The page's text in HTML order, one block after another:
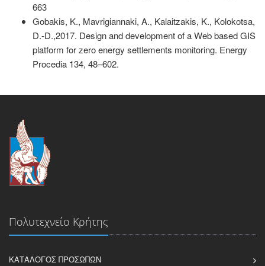
663
Gobakis, K., Mavrigiannaki, A., Kalaitzakis, K., Kolokotsa,
D.-D.,2017. Design and development of a Web based GIS
platform for zero energy settlements monitoring. Energy
Procedia 134, 48–602.
Πολυτεχνείο Κρήτης
ΚΑΤΆΛΟΓΟΣ ΠΡΟΣΏΠΩΝ